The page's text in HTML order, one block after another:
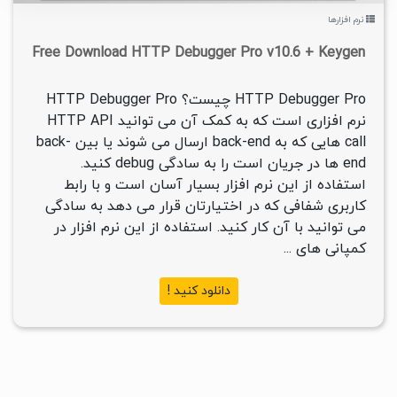
نرم افزارها
Free Download HTTP Debugger Pro v10.6 + Keygen
HTTP Debugger Pro چیست؟ HTTP Debugger Pro
نرم افزاری است که به کمک آن می توانید HTTP API
call هایی که به back-end ارسال می شوند یا بین back-
end ها در جریان است را به سادگی debug کنید.
استفاده از این نرم افزار بسیار آسان است و با رابط
کاربری شفافی که در اختیارتان قرار می دهد به سادگی
می توانید با آن کار کنید. استفاده از این نرم افزار در
کمپانی های ...
دانلود کنید !